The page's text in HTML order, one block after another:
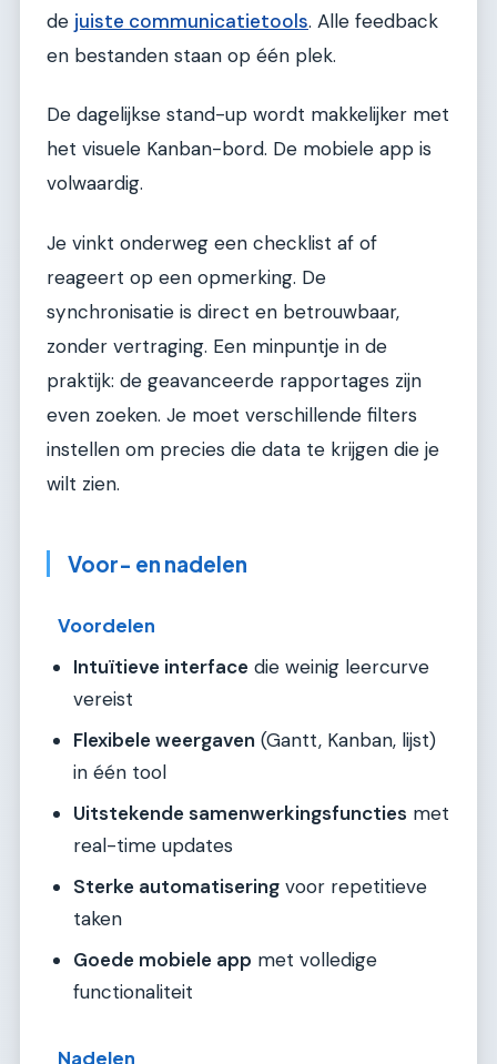
de juiste communicatietools. Alle feedback
en bestanden staan op één plek.
De dagelijkse stand-up wordt makkelijker met
het visuele Kanban-bord. De mobiele app is
volwaardig.
Je vinkt onderweg een checklist af of
reageert op een opmerking. De
synchronisatie is direct en betrouwbaar,
zonder vertraging. Een minpuntje in de
praktijk: de geavanceerde rapportages zijn
even zoeken. Je moet verschillende filters
instellen om precies die data te krijgen die je
wilt zien.
Voor- en nadelen
Voordelen
Intuïtieve interface die weinig leercurve
vereist
Flexibele weergaven (Gantt, Kanban, lijst)
in één tool
Uitstekende samenwerkingsfuncties met
real-time updates
Sterke automatisering voor repetitieve
taken
Goede mobiele app met volledige
functionaliteit
Nadelen